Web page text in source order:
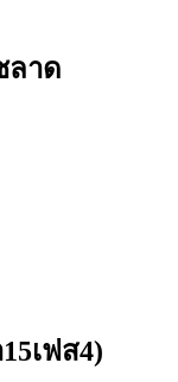
ลาด
เฟส4)